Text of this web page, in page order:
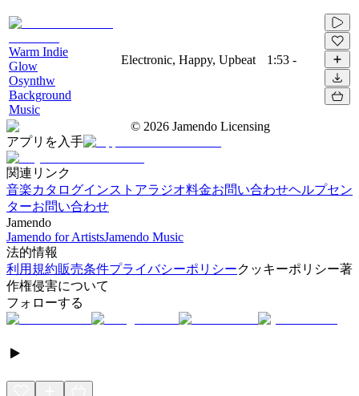
Warm Indie
Glow
Osynthw
Background
Music
Electronic, Happy, Upbeat 1:53 -
© 2026 Jamendo Licensing
アプリを入手
関連リンク
音楽カタログインストアラジオ料金お問い合わせヘルプセン
ターお問い合わせ
Jamendo
Jamendo for ArtistsJamendo Music
法的情報
利用規約販売条件プライバシーポリシークッキーポリシー著
作権侵害について
フォローする